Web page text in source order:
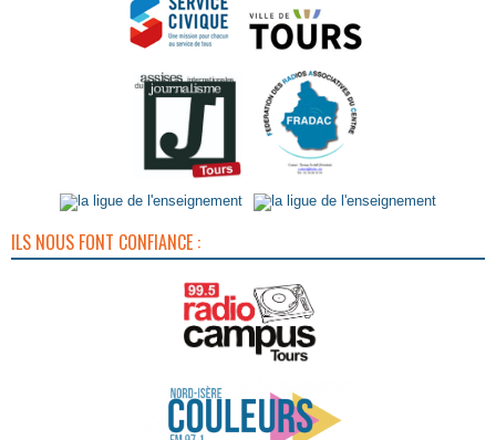
ILS NOUS FONT CONFIANCE :